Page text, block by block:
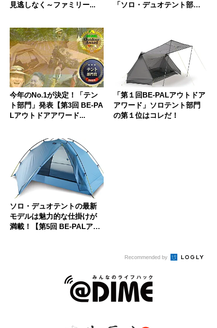
見逃しなく～ファミリー...
「ソロ・デュオテント部
今年のNo.1が決定！「テン
ト部門」発表【第3回 BE-PA
Lアウトドアアワード...
「第１回BE-PALアウトドア
アワード」ソロテント部門
の第１位はコレだ！
ソロ・デュオテントの最新
モデルは魅力的な仕掛けが
満載！【第5回 BE-PALア
Recommended by